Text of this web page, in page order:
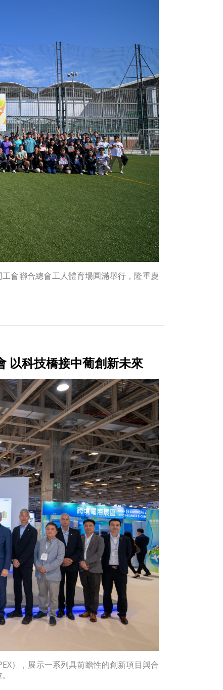
會聯合總會工人體育場圓滿舉行，隆重慶
以科技橋接中葡創新未來
），展示一系列具前瞻性的創新項目與合